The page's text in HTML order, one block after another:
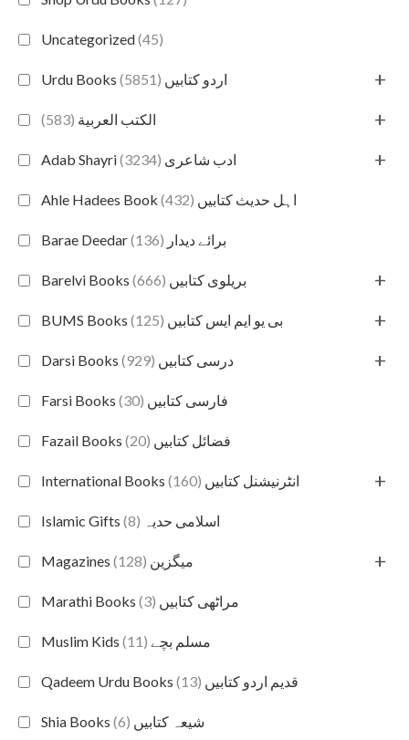
Uncategorized(45)
Urdu Books اردو کتابیں (5851) +
الكتب العربية (583) +
Adab Shayri ادب شاعری (3234) +
Ahle Hadees Book اہل حدیث کتابیں (432)
Barae Deedar برائے دیدار (136)
Barelvi Books بریلوی کتابیں (666) +
BUMS Books بی یو ایم ایس کتابیں (125) +
Darsi Books درسی کتابیں (929) +
Farsi Books فارسی کتابیں (30)
Fazail Books فضائل کتابیں (20)
International Books انٹرنیشنل کتابیں (160) +
Islamic Gifts اسلامی حدیہ (8)
Magazines میگزین (128) +
Marathi Books مراٹھی کتابیں (3)
Muslim Kids مسلم بچے (11)
Qadeem Urdu Books قدیم اردو کتابیں (13)
Shia Books شیعہ کتابیں (6)